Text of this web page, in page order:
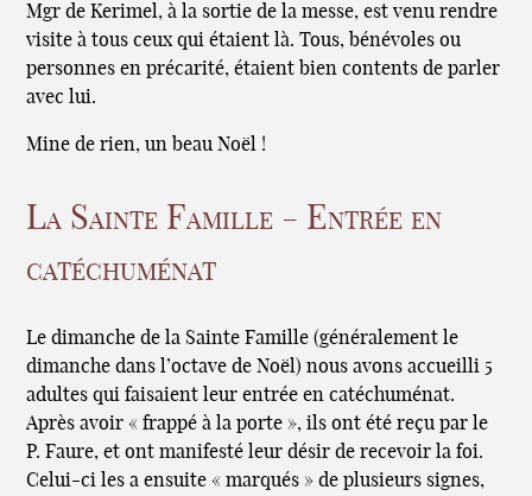
Mgr de Kerimel, à la sortie de la messe, est venu rendre
visite à tous ceux qui étaient là. Tous, bénévoles ou
personnes en précarité, étaient bien contents de parler
avec lui.
Mine de rien, un beau Noël !
La Sainte Famille - Entrée en
catéchuménat
Le dimanche de la Sainte Famille (généralement le
dimanche dans l’octave de Noël) nous avons accueilli 5
adultes qui faisaient leur entrée en catéchuménat.
Après avoir « frappé à la porte », ils ont été reçu par le
P. Faure, et ont manifesté leur désir de recevoir la foi.
Celui-ci les a ensuite « marqués » de plusieurs signes,